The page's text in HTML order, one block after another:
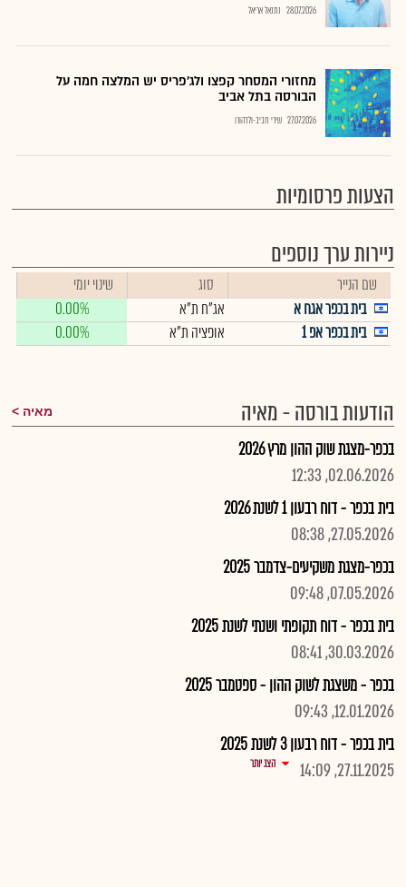
28.07.2026 נתנאל אריאל
מחזורי המסחר קפצו ולג'פריס יש המלצה חמה על
הבורסה בתל אביב
27.07.2026 שירי חביב-ולדהורן
הצעות פרסומיות
ניירות ערך נוספים
שם הנייר סוג
שינוי יומי
בית בכפר אגח א
אג"ח ת"א
0.00%
בית בכפר אפ 1
אופציה ת"א 0.00%
הודעות בורסה - מאיה מאיה
בכפר-מצגת שוק ההון מרץ 2026
02.06.2026, 12:33
בית בכפר - דוח רבעון 1 לשנת 2026
27.05.2026, 08:38
בכפר-מצגת משקיעים-צדמבר 2025
07.05.2026, 09:48
בית בכפר - דוח תקופתי ושנתי לשנת 2025
30.03.2026, 08:41
בכפר - משצגת לשוק ההון - ספטמבר 2025
12.01.2026, 09:43
בית בכפר - דוח רבעון 3 לשנת 2025
27.11.2025, 14:09
הצג יותר